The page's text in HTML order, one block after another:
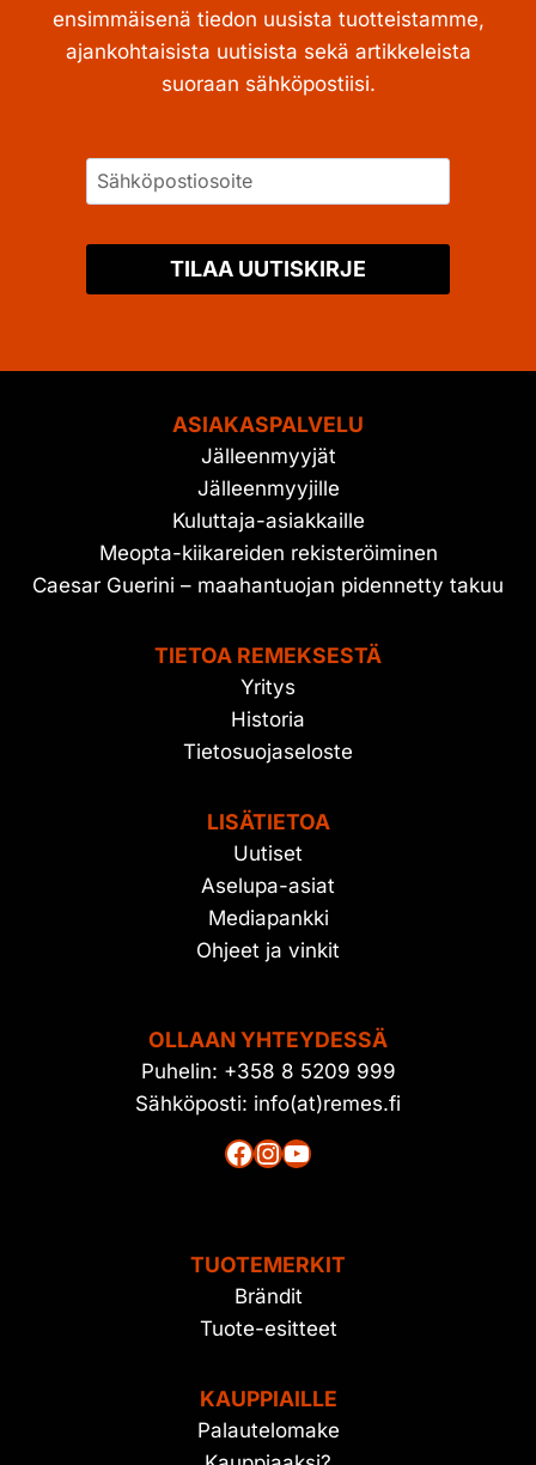
ensimmäisenä tiedon uusista tuotteistamme,
ajankohtaisista uutisista sekä artikkeleista
suoraan sähköpostiisi.
TILAA UUTISKIRJE
ASIAKASPALVELU
Jälleenmyyjät
Jälleenmyyjille
Kuluttaja-asiakkaille
Meopta-kiikareiden rekisteröiminen
Caesar Guerini – maahantuojan pidennetty takuu
TIETOA REMEKSESTÄ
Yritys
Historia
Tietosuojaseloste
LISÄTIETOA
Uutiset
Aselupa-asiat
Mediapankki
Ohjeet ja vinkit
OLLAAN YHTEYDESSÄ
Puhelin: +358 8 5209 999
Sähköposti: info(at)remes.fi
Facebook
Instagram
YouTube
TUOTEMERKIT
Brändit
Tuote-esitteet
KAUPPIAILLE
Palautelomake